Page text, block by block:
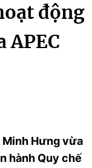
động
APEC
Minh Hưng vừa
hành Quy chế